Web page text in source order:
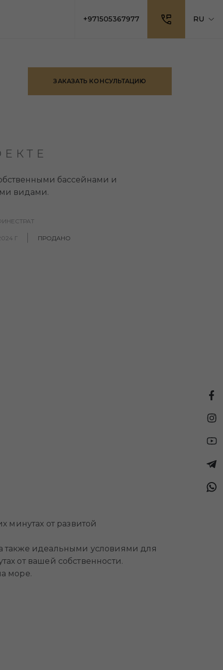
+971505367977 RU
ЗАКАЗАТЬ КОНСУЛЬТАЦИЮ
бассейнами и
видами.
Г ПРОДАНО
минутах от развитой
также идеальными условиями для
от вашей собственности.
море.